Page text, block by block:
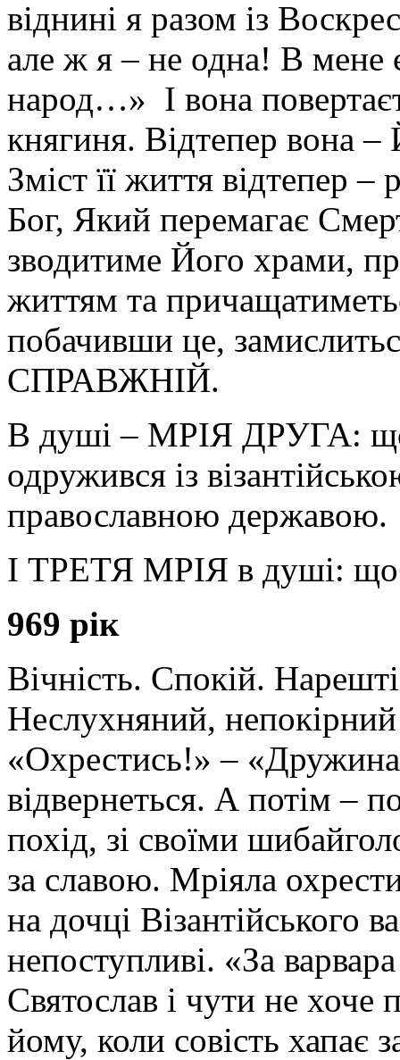
віднині я разом із
але ж я – не одна! В мене
народ…» І вона
княгиня. Відтепер вона
Зміст її життя відтепер
Бог, Який перемагає
зводитиме Його храми,
життям та
побачивши це,
СПРАВЖНІЙ.
В душі – МРІЯ ДРУГА:
одружився із
православною державою.
І ТРЕТЯ МРІЯ в душі:
969 рік
Вічність. Спокій.
Неслухняний,
«Охрестись!» –
відвернеться. А потім –
похід, зі своїми
за славою. Мріяла
на дочці Візантійського
непоступливі. «За
Святослав і чути не
йому, коли совість хапає